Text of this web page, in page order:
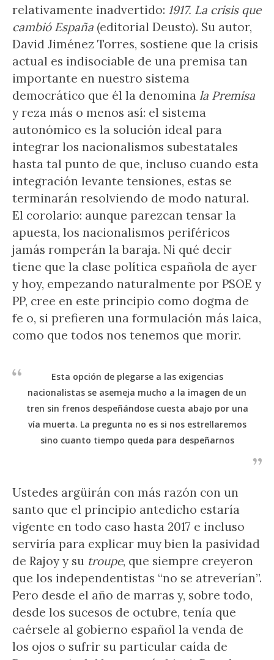
relativamente inadvertido: 1917. La crisis que
cambió España (editorial Deusto). Su autor,
David Jiménez Torres, sostiene que la crisis
actual es indisociable de una premisa tan
importante en nuestro sistema
democrático que él la denomina la Premisa
y reza más o menos así: el sistema
autonómico es la solución ideal para
integrar los nacionalismos subestatales
hasta tal punto de que, incluso cuando esta
integración levante tensiones, estas se
terminarán resolviendo de modo natural.
El corolario: aunque parezcan tensar la
apuesta, los nacionalismos periféricos
jamás romperán la baraja. Ni qué decir
tiene que la clase política española de ayer
y hoy, empezando naturalmente por PSOE y
PP, cree en este principio como dogma de
fe o, si prefieren una formulación más laica,
como que todos nos tenemos que morir.
Esta opción de plegarse a las exigencias
nacionalistas se asemeja mucho a la imagen de un
tren sin frenos despeñándose cuesta abajo por una
vía muerta. La pregunta no es si nos estrellaremos
sino cuanto tiempo queda para despeñarnos
Ustedes argüirán con más razón con un
santo que el principio antedicho estaría
vigente en todo caso hasta 2017 e incluso
serviría para explicar muy bien la pasividad
de Rajoy y su troupe, que siempre creyeron
que los independentistas “no se atreverían”.
Pero desde el año de marras y, sobre todo,
desde los sucesos de octubre, tenía que
caérsele al gobierno español la venda de
los ojos o sufrir su particular caída de